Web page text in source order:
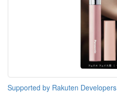
Supported by Rakuten Developers